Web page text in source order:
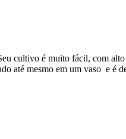
é muito fácil, com
até mesmo em um vaso e